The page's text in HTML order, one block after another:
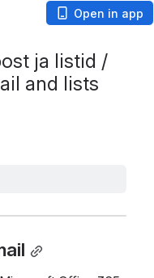
Open in app
ja listid /
and lists
emails